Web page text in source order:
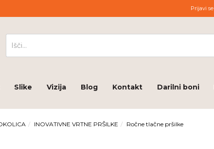
Prijavi se
Slike Vizija Blog Kontakt Darilni boni
INOVATIVNE VRTNE PRŠILKE Ročne tlačne pršilke